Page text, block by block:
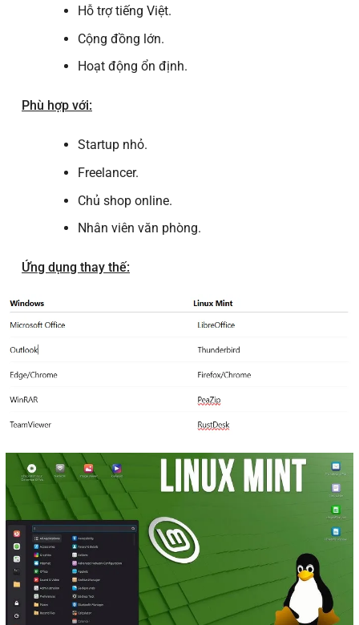
Hỗ trợ tiếng Việt.
Cộng đồng lớn.
Hoạt động ổn định.
Phù hợp với:
Startup nhỏ.
Freelancer.
Chủ shop online.
Nhân viên văn phòng.
Ứng dụng thay thế: